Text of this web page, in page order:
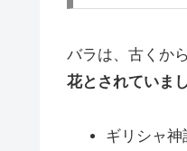
バラは、古くか
花とされていまし
ギリシャ神